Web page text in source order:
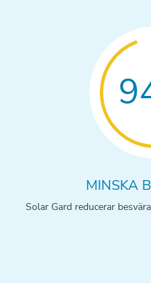
MINSKA
Solar Gard reducerar